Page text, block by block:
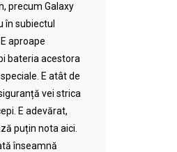
precum Galaxy
în subiectul
aproape
bateria acestora
E atât de
vei strica
E adevărat,
puțin nota aici.
înseamnă